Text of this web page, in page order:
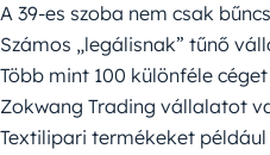
A 39-es szoba nem csak
Számos „legálisnak” tűnő
Több mint 100 különféle
Zokwang Trading vállalatot
Textilipari termékeket például